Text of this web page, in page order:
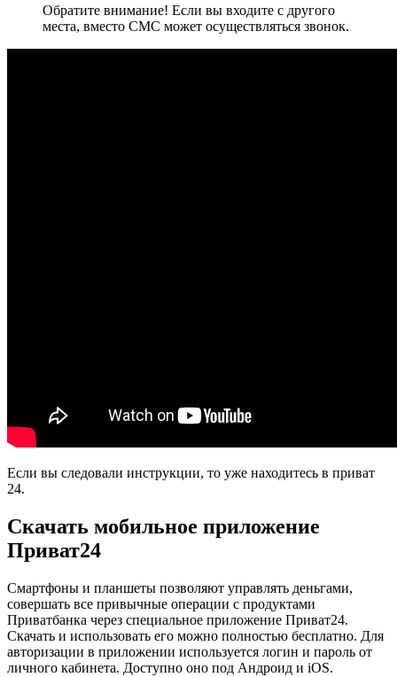
Обратите внимание! Если вы входите с другого
места, вместо СМС может осуществляться звонок.
Если вы следовали инструкции, то уже находитесь в приват
24.
Скачать мобильное приложение
Приват24
Смартфоны и планшеты позволяют управлять деньгами,
совершать все привычные операции с продуктами
Приватбанка через специальное приложение Приват24.
Скачать и использовать его можно полностью бесплатно. Для
авторизации в приложении используется логин и пароль от
личного кабинета. Доступно оно под Андроид и iOS.